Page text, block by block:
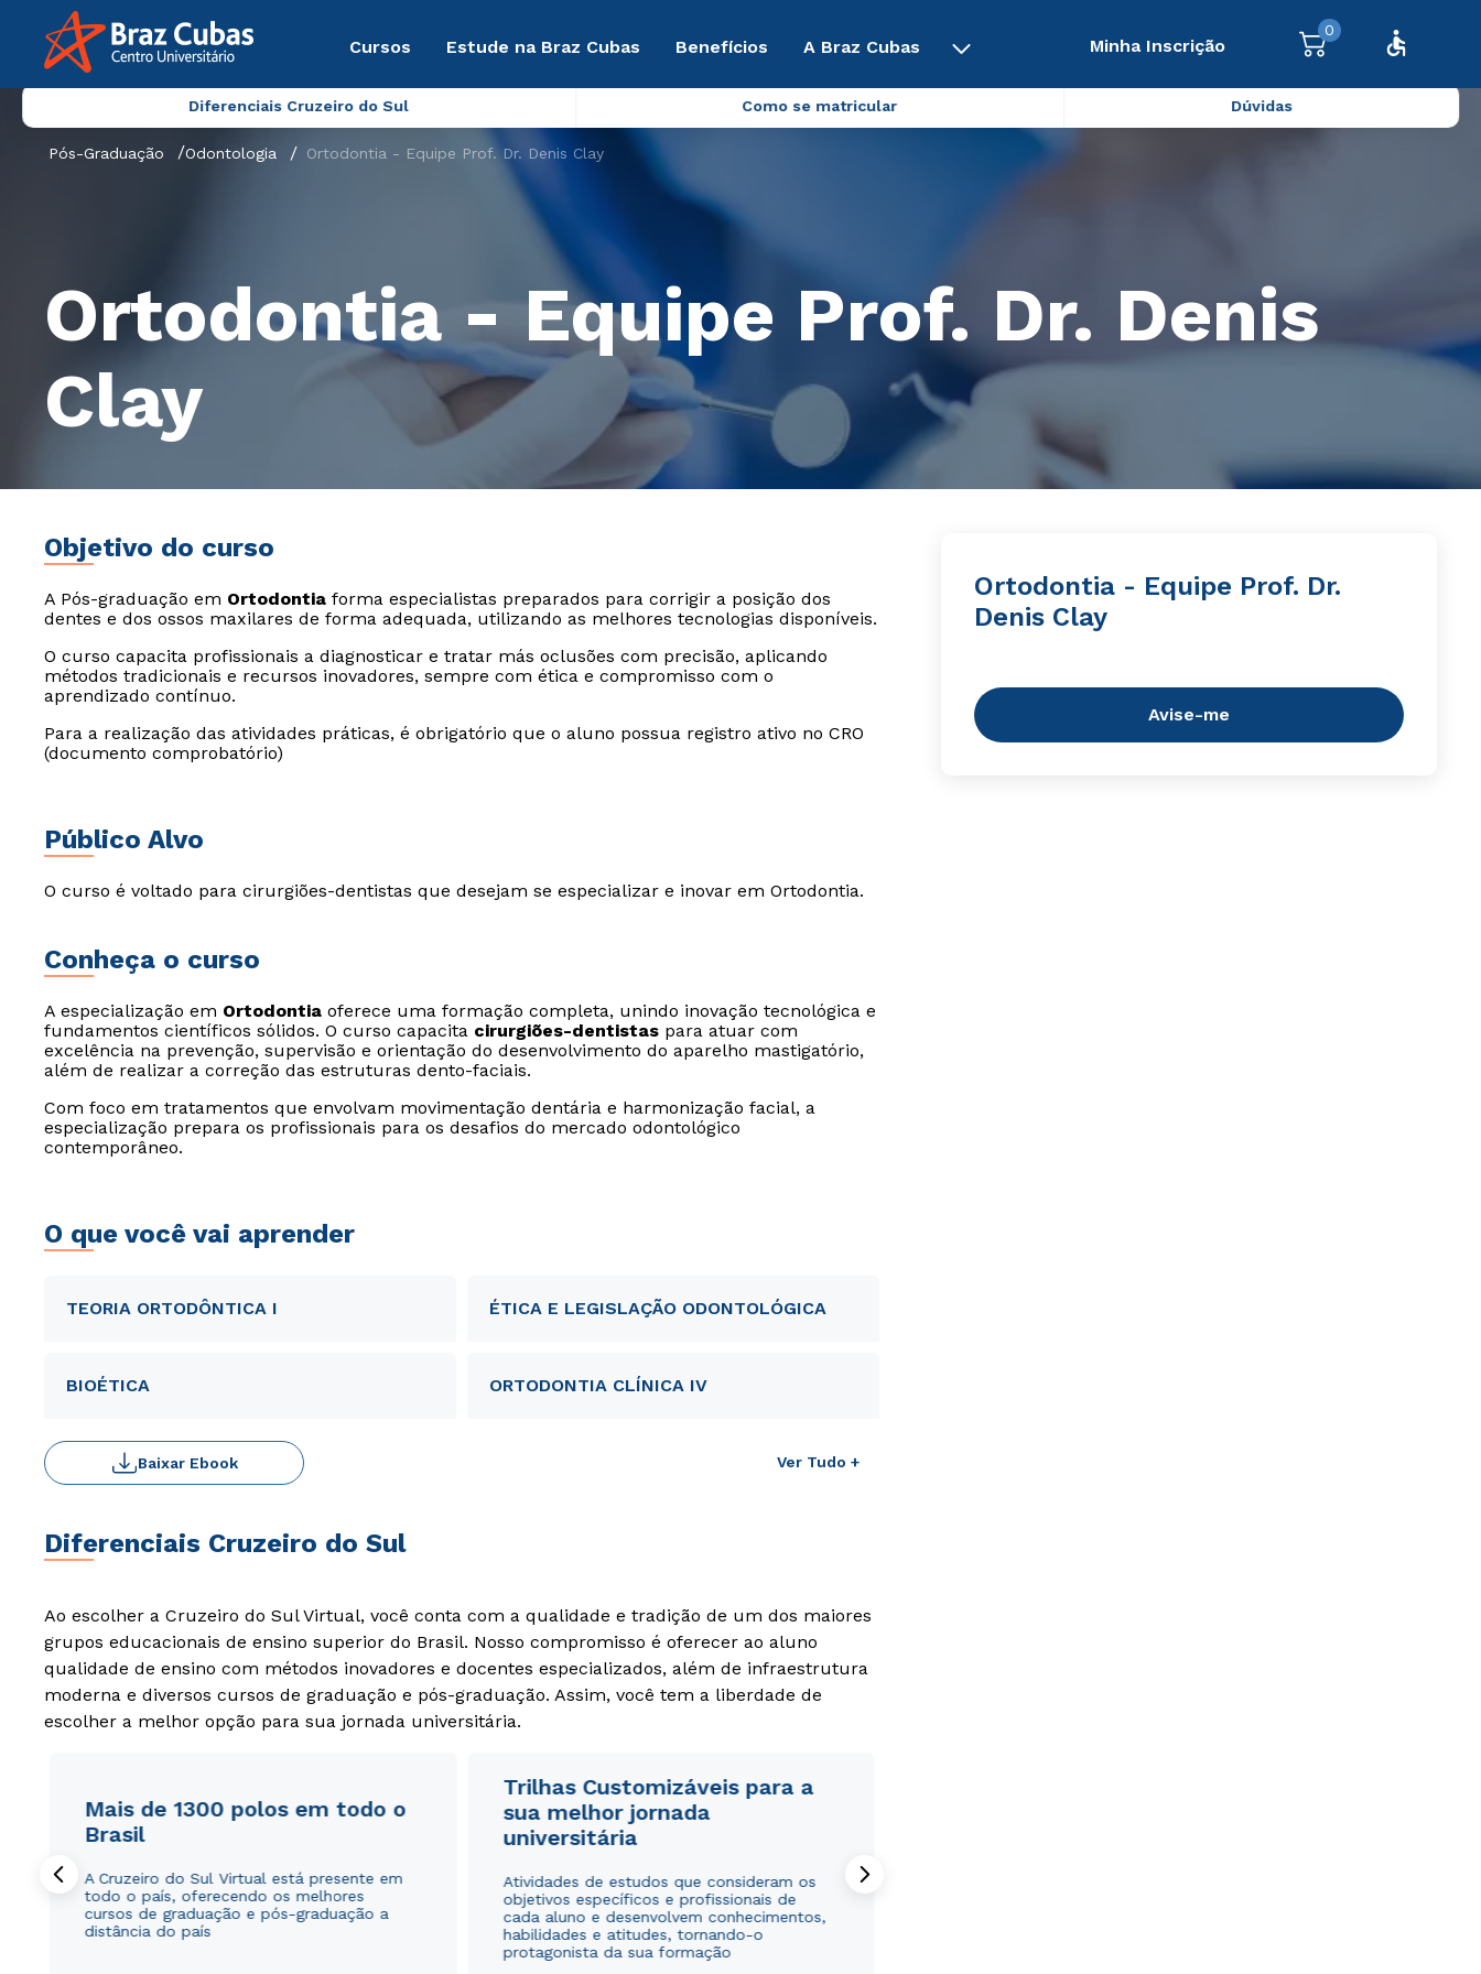
Cursos Estude na Braz Cubas Benefícios A Braz Cubas Minha Inscrição
0
Diferenciais Cruzeiro do Sul Como se matricular Dúvidas
Pós-Graduação Odontologia Ortodontia - Equipe Prof. Dr. Denis Clay
Ortodontia - Equipe Prof. Dr. Denis
Clay
Objetivo do curso
A Pós-graduação em Ortodontia forma especialistas preparados para corrigir a posição dos
dentes e dos ossos maxilares de forma adequada, utilizando as melhores tecnologias disponíveis.
O curso capacita profissionais a diagnosticar e tratar más oclusões com precisão, aplicando
métodos tradicionais e recursos inovadores, sempre com ética e compromisso com o
aprendizado contínuo.
Para a realização das atividades práticas, é obrigatório que o aluno possua registro ativo no CRO
(documento comprobatório)
Público Alvo
O curso é voltado para cirurgiões-dentistas que desejam se especializar e inovar em Ortodontia.
Conheça o curso
A especialização em Ortodontia oferece uma formação completa, unindo inovação tecnológica e
fundamentos científicos sólidos. O curso capacita cirurgiões-dentistas para atuar com
excelência na prevenção, supervisão e orientação do desenvolvimento do aparelho mastigatório,
além de realizar a correção das estruturas dento-faciais.
Com foco em tratamentos que envolvam movimentação dentária e harmonização facial, a
especialização prepara os profissionais para os desafios do mercado odontológico
contemporâneo.
O que você vai aprender
TEORIA ORTODÔNTICA I ÉTICA E LEGISLAÇÃO ODONTOLÓGICA
BIOÉTICA ORTODONTIA CLÍNICA IV
Ver Tudo +
Baixar Ebook
Diferenciais Cruzeiro do Sul
Ao escolher a Cruzeiro do Sul Virtual, você conta com a qualidade e tradição de um dos maiores
grupos educacionais de ensino superior do Brasil. Nosso compromisso é oferecer ao aluno
qualidade de ensino com métodos inovadores e docentes especializados, além de infraestrutura
moderna e diversos cursos de graduação e pós-graduação. Assim, você tem a liberdade de
escolher a melhor opção para sua jornada universitária.
Mais de 1300 polos em todo o
Brasil
A Cruzeiro do Sul Virtual está presente em
todo o país, oferecendo os melhores
cursos de graduação e pós-graduação a
distância do país
Trilhas Customizáveis para a
sua melhor jornada
universitária
Atividades de estudos que consideram os
objetivos específicos e profissionais de
cada aluno e desenvolvem conhecimentos,
habilidades e atitudes, tornando-o
protagonista da sua formação
Ortodontia - Equipe Prof. Dr.
Denis Clay
Avise-me